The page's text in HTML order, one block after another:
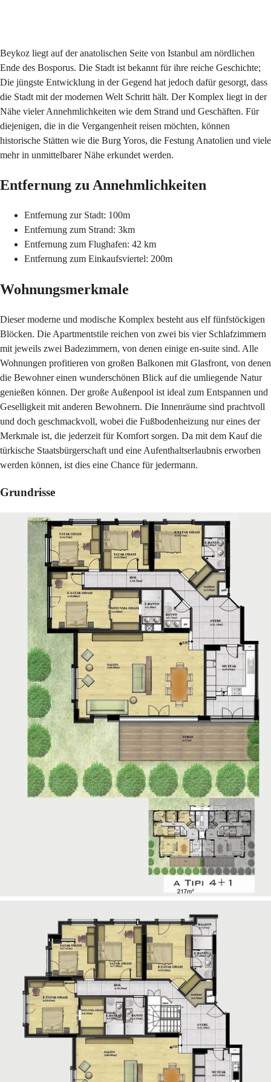
Beykoz liegt auf der anatolischen Seite von Istanbul am nördlichen
Ende des Bosporus. Die Stadt ist bekannt für ihre reiche Geschichte;
Die jüngste Entwicklung in der Gegend hat jedoch dafür gesorgt, dass
die Stadt mit der modernen Welt Schritt hält. Der Komplex liegt in der
Nähe vieler Annehmlichkeiten wie dem Strand und Geschäften. Für
diejenigen, die in die Vergangenheit reisen möchten, können
historische Stätten wie die Burg Yoros, die Festung Anatolien und viele
mehr in unmittelbarer Nähe erkundet werden.
Entfernung zu Annehmlichkeiten
Entfernung zur Stadt: 100m
Entfernung zum Strand: 3km
Entfernung zum Flughafen: 42 km
Entfernung zum Einkaufsviertel: 200m
Wohnungsmerkmale
Dieser moderne und modische Komplex besteht aus elf fünfstöckigen
Blöcken. Die Apartmentstile reichen von zwei bis vier Schlafzimmern
mit jeweils zwei Badezimmern, von denen einige en-suite sind. Alle
Wohnungen profitieren von großen Balkonen mit Glasfront, von denen
die Bewohner einen wunderschönen Blick auf die umliegende Natur
genießen können. Der große Außenpool ist ideal zum Entspannen und
Geselligkeit mit anderen Bewohnern. Die Innenräume sind prachtvoll
und doch geschmackvoll, wobei die Fußbodenheizung nur eines der
Merkmale ist, die jederzeit für Komfort sorgen. Da mit dem Kauf die
türkische Staatsbürgerschaft und eine Aufenthaltserlaubnis erworben
werden können, ist dies eine Chance für jedermann.
Grundrisse